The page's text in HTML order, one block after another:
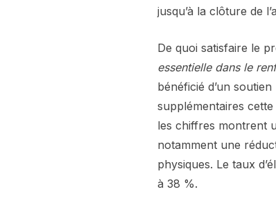
jusqu’à la clôture de
De quoi satisfaire le
essentielle dans le
bénéficié d’un
supplémentaires
les chiffres montrent
notamment une
physiques. Le taux
à 38 %.